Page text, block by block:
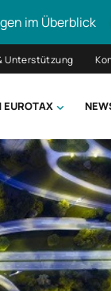
im Überblick
Unterstützung
EUROTAX